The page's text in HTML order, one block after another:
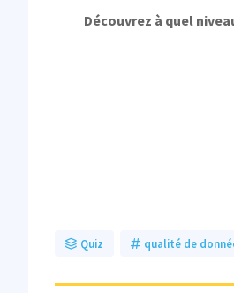
Découvrez à quel
Quiz qualité de